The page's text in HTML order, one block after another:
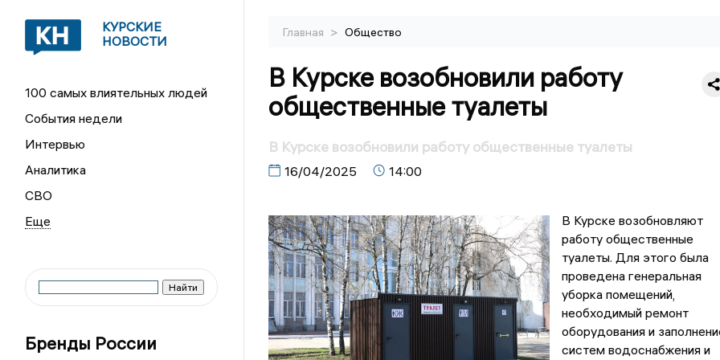
КУРСКИЕ
НОВОСТИ
100 самых влиятельных людей
События недели
Интервью
Аналитика
СВО
Бренды России
Главная > Общество
В Курске возобновили работу
общественные туалеты
В Курске возобновили работу общественные туалеты
16/04/2025 14:00
В Курске возобновляют
работу общественные
туалеты. Для этого была
проведена генеральная
уборка помещений,
необходимый ремонт
оборудования и
систем водоснабжения и